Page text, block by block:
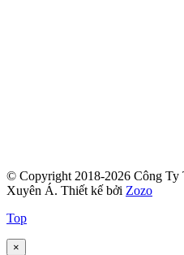
© Copyright 2018-2026 Công
Xuyên Á. Thiết kế bởi Zozo
Top
×